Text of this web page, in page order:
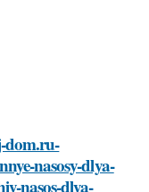
dom.ru-
nasosy-dlya-
nasos-dlya-